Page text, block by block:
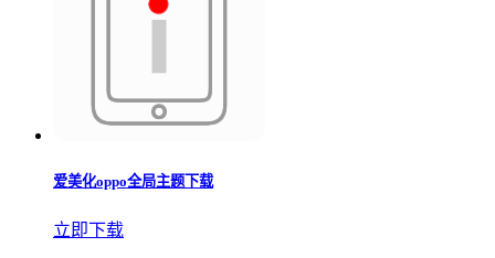
爱美化oppo全局主题下载
立即下载